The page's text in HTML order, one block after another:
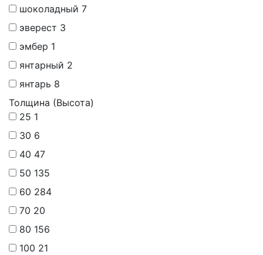
шоколадный 7
эверест 3
эмбер 1
янтарный 2
янтарь 8
Толщина (Высота)
25 1
30 6
40 47
50 135
60 284
70 20
80 156
100 21